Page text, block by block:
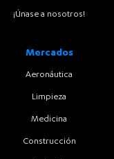
¡Únase a nosotros!
Mercados
Aeronáutica
Limpieza
Medicina
Construcción